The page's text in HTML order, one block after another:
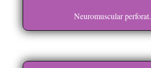
Neuromuscular perforat.